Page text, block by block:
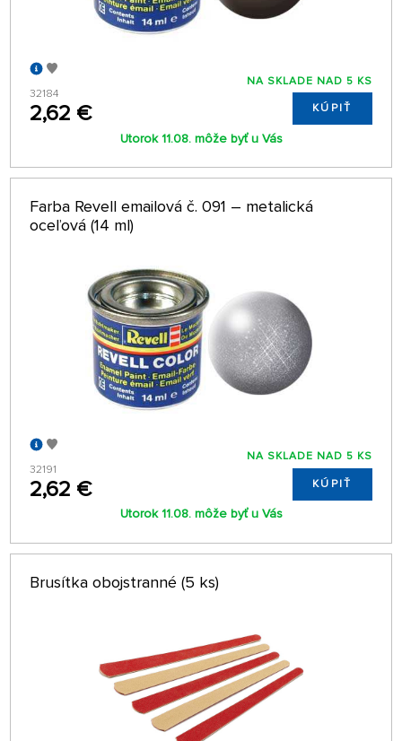
32184
2,62 €
NA SKLADE NAD 5 KS
KÚPIŤ
Utorok 11.08. môže byť u Vás
Farba Revell emailová č. 091 – metalická
oceľová (14 ml)
32191
2,62 €
NA SKLADE NAD 5 KS
KÚPIŤ
Utorok 11.08. môže byť u Vás
Brusítka obojstranné (5 ks)